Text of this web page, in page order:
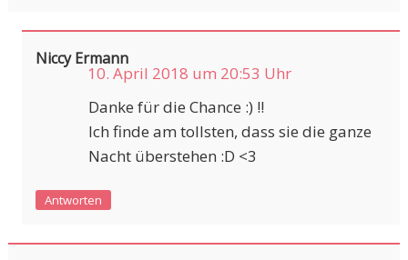
Niccy Ermann
10. April 2018 um 20:53 Uhr
Danke für die Chance :) !!
Ich finde am tollsten, dass sie die ganze
Nacht überstehen :D <3
Antworten